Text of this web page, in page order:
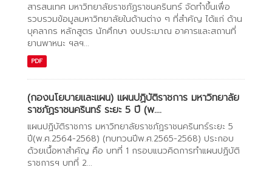
สารสนเทศ มหาวิทยาลัยราชภัฏราชนครินทร์ จัดทำขึ้นเพื่อ
รวบรวมข้อมูลมหาวิทยาลัยในด้านต่าง ๆ ที่สำคัญ ได้แก่ ด้าน
บุคลากร หลักสูตร นักศึกษา งบประมาณ อาคารและสถานที่
ยานพาหนะ ฯลฯ...
PDF
(กองนโยบายและแผน) แผนปฏิบัติราชการ มหาวิทยาลัย
ราชภัฏราชนครินทร์ ระยะ 5 ปี (พ....
แผนปฏิบัติราชการ มหาวิทยาลัยราชภัฏราชนครินทร์ระยะ 5
ปี(พ.ศ.2564-2568) (ทบทวนปีพ.ศ.2565-2568) ประกอบ
ด้วยเนื้อหาสำคัญ คือ บทที่ 1 กรอบแนวคิดการทำแผนปฏิบัติ
ราชการฯ บทที่ 2...